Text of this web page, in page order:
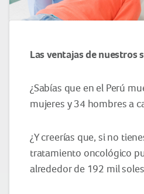
Las ventajas de nuestros
¿Sabías que en el Perú
mujeres y 34 hombres a
¿Y creerías que, si no
tratamiento oncológico
alrededor de 192 mil